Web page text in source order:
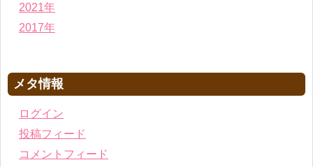
2021年
2017年
メタ情報
ログイン
投稿フィード
コメントフィード